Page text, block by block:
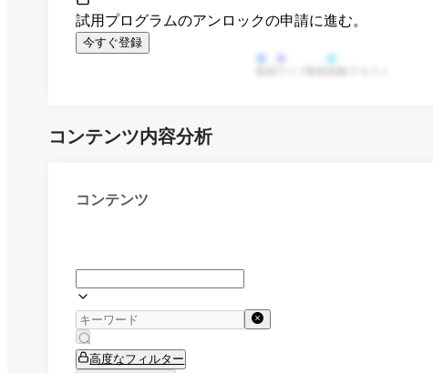
試用プログラムのアンロックの申請に進む。
今すぐ登録
コンテンツ内容分析
コンテンツ
高度なフィルター